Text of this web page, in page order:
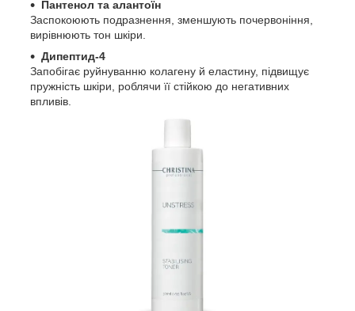
Пантенол та алантоїн
Заспокоюють подразнення, зменшують почервоніння,
вирівнюють тон шкіри.
Дипептид-4
Запобігає руйнуванню колагену й еластину, підвищує
пружність шкіри, роблячи її стійкою до негативних
впливів.